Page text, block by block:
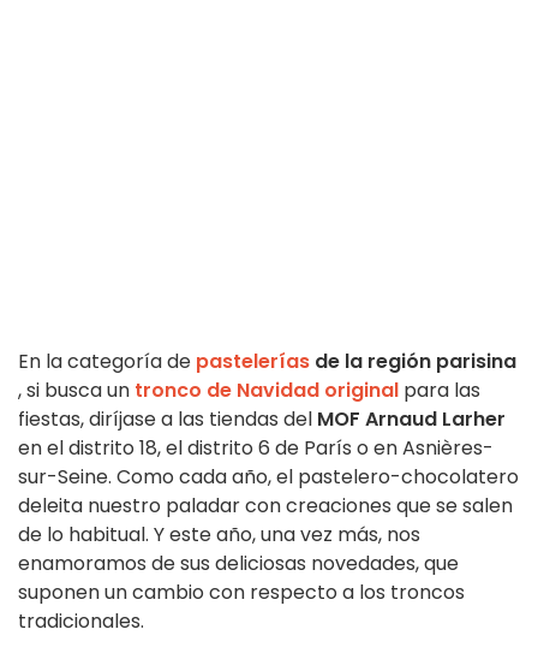
En la categoría de pastelerías de la región parisina
, si busca un tronco de Navidad original para las
fiestas, diríjase a las tiendas del MOF Arnaud Larher
en el distrito 18, el distrito 6 de París o en Asnières-
sur-Seine. Como cada año, el pastelero-chocolatero
deleita nuestro paladar con creaciones que se salen
de lo habitual. Y este año, una vez más, nos
enamoramos de sus deliciosas novedades, que
suponen un cambio con respecto a los troncos
tradicionales.